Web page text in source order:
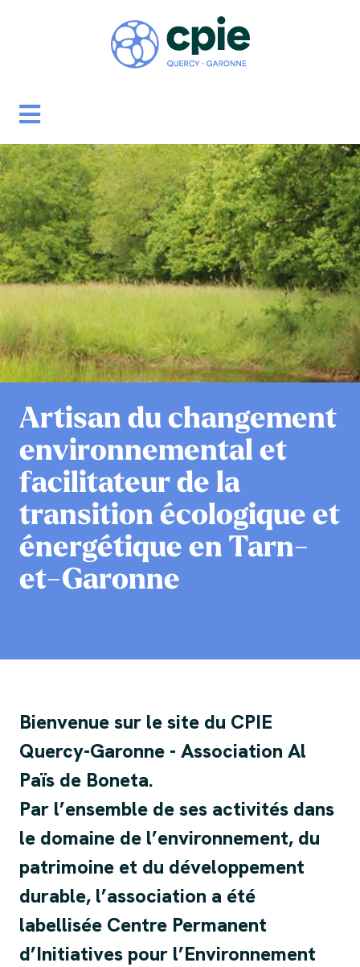
Artisan du changement
environnemental et
facilitateur de la
transition écologique et
énergétique en Tarn-
et-Garonne
Bienvenue sur le site du CPIE
Quercy-Garonne - Association Al
Païs de Boneta.
Par l’ensemble de ses activités dans
le domaine de l’environnement, du
patrimoine et du développement
durable, l’association a été
labellisée Centre Permanent
d’Initiatives pour l’Environnement